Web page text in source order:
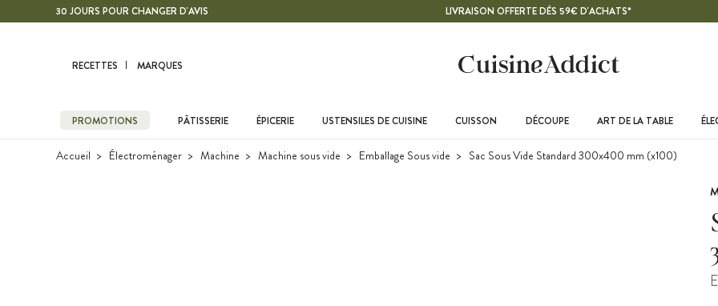
Contenu principal30 JOURS POUR CHANGER D'AVIS LIVRAISON OFFERTE DÈS 59€ D'ACHATS*
RECETTES MARQUES
PROMOTIONS PÂTISSERIE ÉPICERIE USTENSILES DE CUISINE CUISSON DÉCOUPE ART DE LA TABLE
Accueil Électroménager Machine Machine sous vide Emballage Sous vide Sac Sous Vide Standard 300x400 mm (x100)